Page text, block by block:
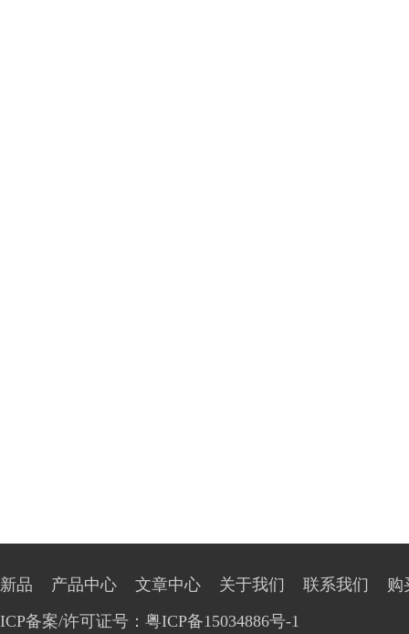
新品 产品中心 文章中心 关于我们 联系我们
购
ICP备案/许可证号：粤ICP备15034886号-1